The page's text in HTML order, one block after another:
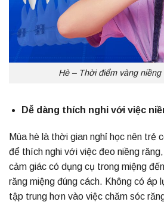
Hè – Thời điểm vàng niềng
Dễ dàng thích nghi với việc
Mùa hè là thời gian nghỉ học nên trẻ
để thích nghi với việc đeo niềng
cảm giác có dụng cụ trong miệng
răng miệng đúng cách. Không có áp
tập trung hơn vào việc chăm sóc